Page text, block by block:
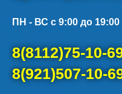
ПН - ВС с 9:00 до 19:00
8(8112)75-10-
8(921)507-10-